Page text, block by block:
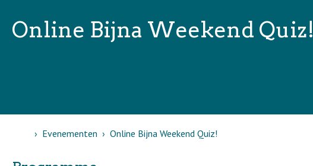
Online Bijna Weekend Quiz!
HomeEvenementen Online Bijna Weekend Quiz!